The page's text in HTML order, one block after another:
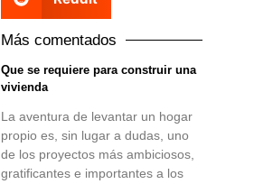
Más comentados
Que se requiere para construir una
vivienda
La aventura de levantar un hogar
propio es, sin lugar a dudas, uno
de los proyectos más ambiciosos,
gratificantes e importantes a los